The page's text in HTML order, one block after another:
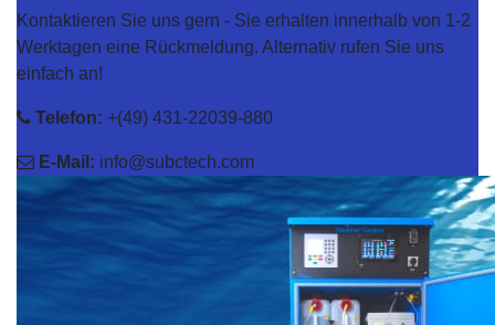
Kontaktieren Sie uns gern - Sie erhalten innerhalb von 1-2
Werktagen eine Rückmeldung. Alternativ rufen Sie uns
einfach an!
Telefon: +(49) 431-22039-880
E-Mail: info@subctech.com